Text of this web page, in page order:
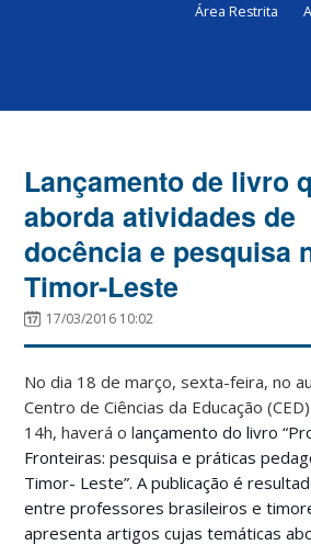
Área Restrita
Lançamento de livro
aborda atividades de
docência e pesquisa
Timor-Leste
17/03/2016 10:02
No dia 18 de março, sexta-feira, no
Centro de Ciências da Educação
14h, haverá o lançamento do livro
Fronteiras: pesquisa e práticas
Timor- Leste”. A publicação é
entre professores brasileiros e
apresenta artigos cujas temáticas